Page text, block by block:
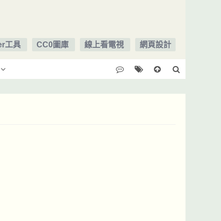
工具 CC0圖庫 線上看電視 網頁設計